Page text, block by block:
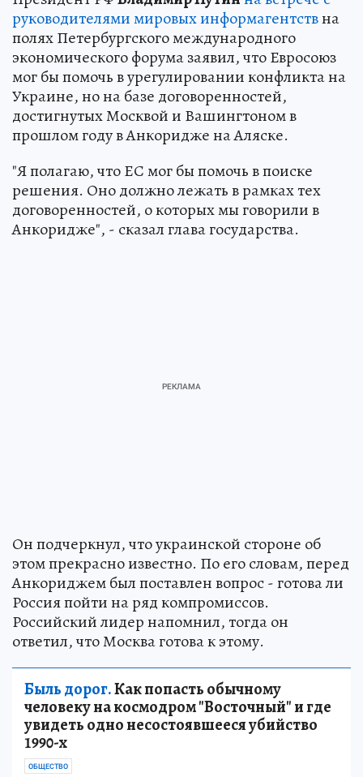
руководителями мировых информагентствна
полях Петербургского международного
экономического форума заявил, что Евросоюз
мог бы помочь в урегулировании конфликта на
Украине, но на базе договоренностей,
достигнутых Москвой и Вашингтоном в
прошлом году в Анкоридже на Аляске.
"Я полагаю, что ЕС мог бы помочь в поиске
решения. Оно должно лежать в рамках тех
договоренностей, о которых мы говорили в
Анкоридже", - сказал глава государства.
Он подчеркнул, что украинской стороне об
этом прекрасно известно. По его словам, перед
Анкориджем был поставлен вопрос - готова ли
Россия пойти на ряд компромиссов.
Российский лидер напомнил, тогда он
ответил, что Москва готова к этому.
Быль дорог.Как попасть обычному
человеку на космодром "Восточный" и где
увидеть одно несостоявшееся убийство
1990-х
ОБЩЕСТВО